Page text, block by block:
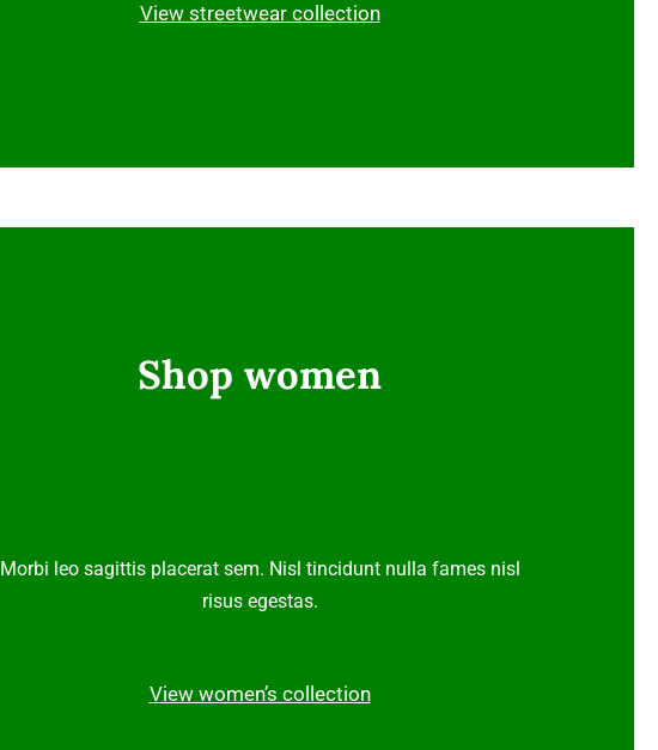
View streetwear collection
Shop women
Morbi leo sagittis placerat sem. Nisl tincidunt nulla fames nisl
risus egestas.
View women’s collection